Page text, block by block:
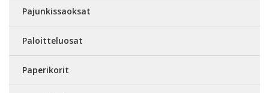
Pajunkissaoksat
Paloitteluosat
Paperikorit